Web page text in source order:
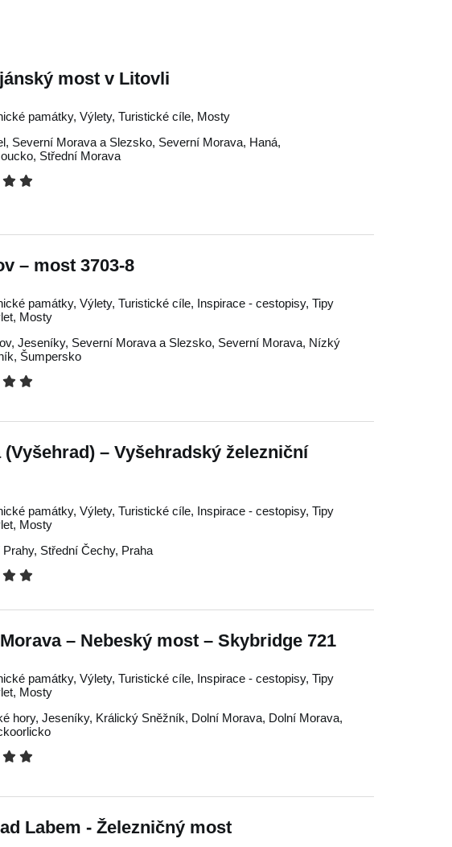
most v Litovli
památky, Výlety, Turistické cíle, Mosty
, Severní Morava a Slezsko, Severní Morava, Haná,
, Střední Morava
– most 3703-8
památky, Výlety, Turistické cíle, Inspirace - cestopisy, Tipy
Mosty
,Jeseníky, Severní Morava a Slezsko, Severní Morava, Nízký
, Šumpersko
(Vyšehrad) – Vyšehradský železniční
památky, Výlety, Turistické cíle, Inspirace - cestopisy, Tipy
Mosty
, Střední Čechy, Praha
– Nebeský most – Skybridge 721
památky, Výlety, Turistické cíle, Inspirace - cestopisy, Tipy
Mosty
hory,Jeseníky, Králický Sněžník, Dolní Morava, Dolní Morava,
Labem - Železničný most